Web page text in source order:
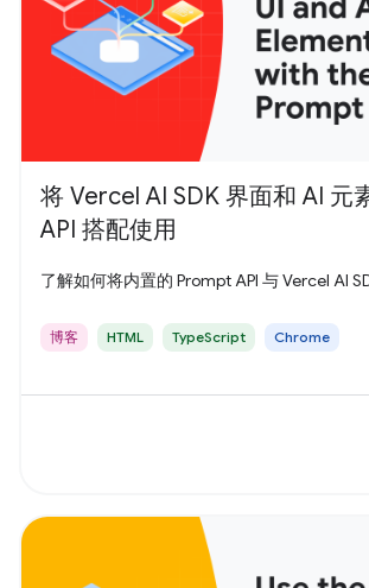
将 Vercel AI SDK 界面和 AI 元
API 搭配使用
了解如何将内置的 Prompt API 与 Vercel AI
博客 HTML TypeScript Chrome